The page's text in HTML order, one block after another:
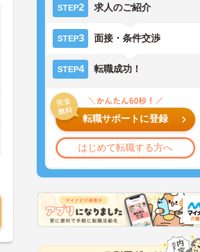
STEP2 求人のご紹介
STEP3 面接・条件交渉
STEP4 転職成功！
転職サポートに登録
はじめて転職する方へ